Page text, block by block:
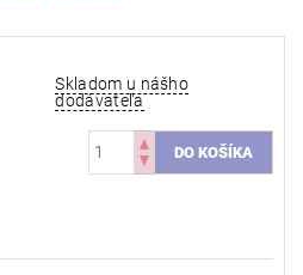
Skladom u nášho
dodávateľa